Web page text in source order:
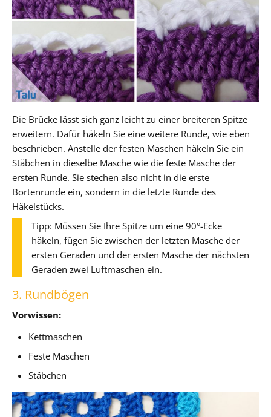
Die Brücke lässt sich ganz leicht zu einer breiteren Spitze
erweitern. Dafür häkeln Sie eine weitere Runde, wie eben
beschrieben. Anstelle der festen Maschen häkeln Sie ein
Stäbchen in dieselbe Masche wie die feste Masche der
ersten Runde. Sie stechen also nicht in die erste
Bortenrunde ein, sondern in die letzte Runde des
Häkelstücks.
Tipp: Müssen Sie Ihre Spitze um eine 90°-Ecke
häkeln, fügen Sie zwischen der letzten Masche der
ersten Geraden und der ersten Masche der nächsten
Geraden zwei Luftmaschen ein.
3. Rundbögen
Vorwissen:
Kettmaschen
Feste Maschen
Stäbchen